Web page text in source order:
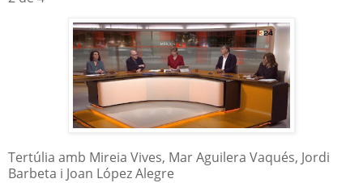
Tertúlia amb Mireia Vives, Mar Aguilera Vaqués, Jordi
Barbeta i Joan López Alegre